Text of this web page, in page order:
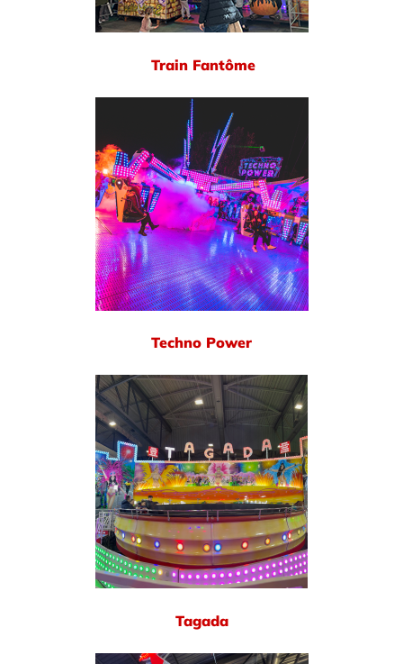
Train Fantôme
Techno Power
Tagada